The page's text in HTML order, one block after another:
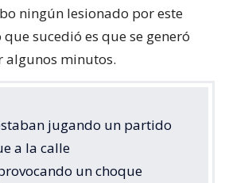
ningún lesionado por este
sucedió es que se generó
algunos minutos.
jugando un partido
a la calle
un choque